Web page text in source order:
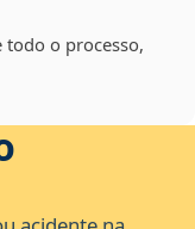
o processo,